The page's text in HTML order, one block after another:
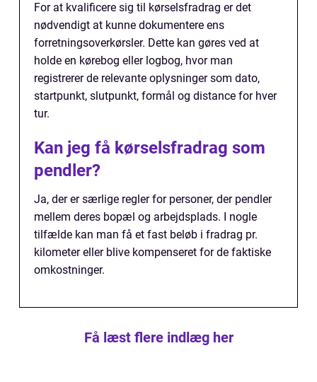
For at kvalificere sig til kørselsfradrag er det
nødvendigt at kunne dokumentere ens
forretningsoverkørsler. Dette kan gøres ved at
holde en kørebog eller logbog, hvor man
registrerer de relevante oplysninger som dato,
startpunkt, slutpunkt, formål og distance for hver
tur.
Kan jeg få kørselsfradrag som
pendler?
Ja, der er særlige regler for personer, der pendler
mellem deres bopæl og arbejdsplads. I nogle
tilfælde kan man få et fast beløb i fradrag pr.
kilometer eller blive kompenseret for de faktiske
omkostninger.
Få læst flere indlæg her